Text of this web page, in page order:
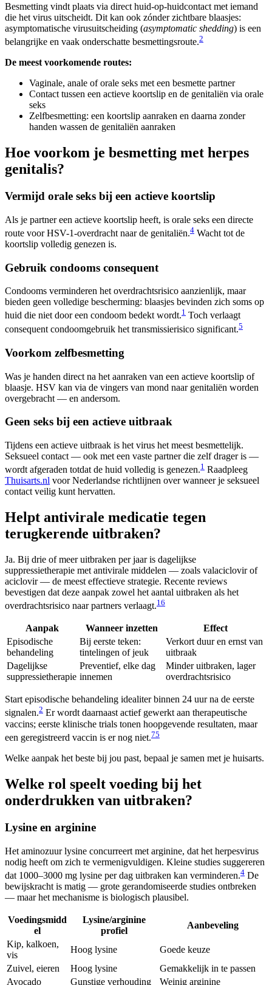
Besmetting vindt plaats via direct huid-op-huidcontact met iemand
die het virus uitscheidt. Dit kan ook zónder zichtbare blaasjes:
asymptomatische virusuitscheiding (asymptomatic shedding) is een
belangrijke en vaak onderschatte besmettingsroute.2
De meest voorkomende routes:
Vaginale, anale of orale seks met een besmette partner
Contact tussen een actieve koortslip en de genitaliën via orale
seks
Zelfbesmetting: een koortslip aanraken en daarna zonder
handen wassen de genitaliën aanraken
Hoe voorkom je besmetting met herpes
genitalis?
Vermijd orale seks bij een actieve koortslip
Als je partner een actieve koortslip heeft, is orale seks een directe
route voor HSV-1-overdracht naar de genitaliën.4 Wacht tot de
koortslip volledig genezen is.
Gebruik condooms consequent
Condooms verminderen het overdrachtsrisico aanzienlijk, maar
bieden geen volledige bescherming: blaasjes bevinden zich soms op
huid die niet door een condoom bedekt wordt.1 Toch verlaagt
consequent condoomgebruik het transmissierisico significant.5
Voorkom zelfbesmetting
Was je handen direct na het aanraken van een actieve koortslip of
blaasje. HSV kan via de vingers van mond naar genitaliën worden
overgebracht — en andersom.
Geen seks bij een actieve uitbraak
Tijdens een actieve uitbraak is het virus het meest besmettelijk.
Seksueel contact — ook met een vaste partner die zelf drager is —
wordt afgeraden totdat de huid volledig is genezen.1 Raadpleeg
Thuisarts.nl voor Nederlandse richtlijnen over wanneer je seksueel
contact veilig kunt hervatten.
Helpt antivirale medicatie tegen
terugkerende uitbraken?
Ja. Bij drie of meer uitbraken per jaar is dagelijkse
suppressietherapie met antivirale middelen — zoals valaciclovir of
aciclovir — de meest effectieve strategie. Recente reviews
bevestigen dat deze aanpak zowel het aantal uitbraken als het
overdrachtsrisico naar partners verlaagt.16
Aanpak Wanneer inzetten
Effect
Episodische
behandeling
Bij eerste teken:
tintelingen of jeuk
Verkort duur en ernst van
uitbraak
Dagelijkse
suppressietherapie
Preventief, elke dag
innemen
Minder uitbraken, lager
overdrachtsrisico
Start episodische behandeling idealiter binnen 24 uur na de eerste
signalen.2 Er wordt daarnaast actief gewerkt aan therapeutische
vaccins; eerste klinische trials tonen hoopgevende resultaten, maar
een geregistreerd vaccin is er nog niet.75
Welke aanpak het beste bij jou past, bepaal je samen met je huisarts.
Welke rol speelt voeding bij het
onderdrukken van uitbraken?
Lysine en arginine
Het aminozuur lysine concurreert met arginine, dat het herpesvirus
nodig heeft om zich te vermenigvuldigen. Kleine studies suggereren
dat 1000–3000 mg lysine per dag uitbraken kan verminderen.4 De
bewijskracht is matig — grote gerandomiseerde studies ontbreken
— maar het mechanisme is biologisch plausibel.
Voedingsmidd
el
Lysine/arginine
profiel
Aanbeveling
Kip, kalkoen,
vis
Hoog lysine
Goede keuze
Zuivel, eieren
Hoog lysine
Gemakkelijk in te passen
Avocado
Gunstige verhouding Weinig arginine